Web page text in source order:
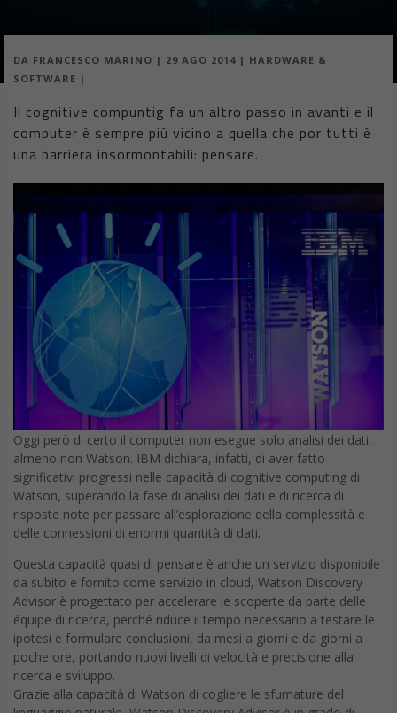
DA FRANCESCO MARINO | 29 AGO 2014 | HARDWARE &
SOFTWARE |
Il cognitive compuntig fa un altro passo in avanti e il
computer è sempre più vicino a quella che por tutti è
una barriera insormontabili: pensare.
Oggi però di certo il computer non esegue solo analisi dei dati,
almeno non Watson. IBM dichiara, infatti, di aver fatto
significativi progressi nelle capacità di cognitive computing di
Watson, superando la fase di analisi dei dati e di ricerca di
risposte note per passare all’esplorazione della complessità e
delle connessioni di enormi quantità di dati.
Questa capacità quasi di pensare è anche un servizio disponibile
da subito e fornito come servizio in cloud, Watson Discovery
Advisor è progettato per accelerare le scoperte da parte delle
équipe di ricerca, perché riduce il tempo necessario a testare le
ipotesi e formulare conclusioni, da mesi a giorni e da giorni a
poche ore, portando nuovi livelli di velocità e precisione alla
ricerca e sviluppo.
Grazie alla capacità di Watson di cogliere le sfumature del